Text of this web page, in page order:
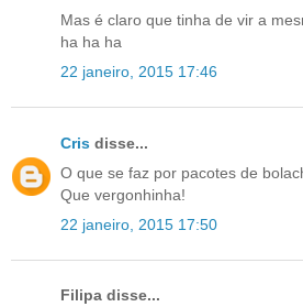
Mas é claro que tinha de vir a
ha ha ha
22 janeiro, 2015 17:46
Cris disse...
O que se faz por pacotes de
Que vergonhinha!
22 janeiro, 2015 17:50
Filipa disse...